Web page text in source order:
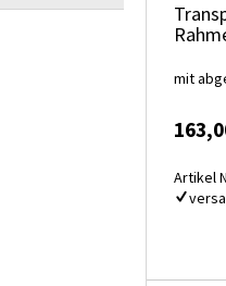
mit
Artikel